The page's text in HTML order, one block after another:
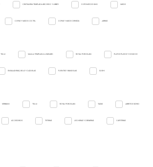
CRISTALERIA TEMPLADA ARCOROC Y LIBBEY COPONES DE VINO VASOS
COPAS Y VASOS COCTEL COPAS Y VASOS CERVEZA JARRAS
TSUJI VAJILLA TEMPLADA LUMINARC ROYAL PORCELAIN PLATOS PLAYOS Y HONDOS
ENSALADERAS, BOLS Y CAZUELAS FUENTES Y BANDEJAS SUSHI
VERBANO TSUJI ROYAL PORCELAIN TAZAS JARRITOS VIDRIO
ACCESORIOS TETERAS LECHERAS Y CREMERAS CAFETERAS